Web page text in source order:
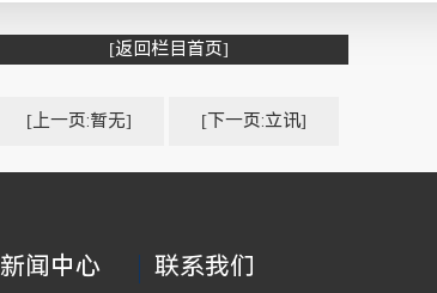
[返回栏目首页]
[上一页:暂无] [下一页:立讯]
新闻中心 联系我们